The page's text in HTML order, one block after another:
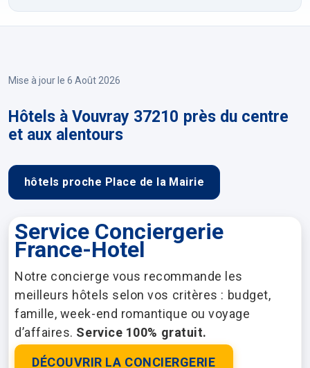
Mise à jour le 6 Août 2026
Hôtels à Vouvray 37210 près du centre
et aux alentours
hôtels proche Place de la Mairie
Service Conciergerie
France-Hotel
Notre concierge vous recommande les
meilleurs hôtels selon vos critères : budget,
famille, week-end romantique ou voyage
d’affaires. Service 100% gratuit.
DÉCOUVRIR LA CONCIERGERIE